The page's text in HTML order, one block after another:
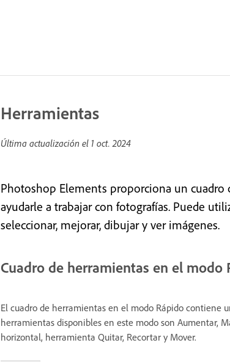
Herramientas
Última actualización el 1 oct. 2024
Photoshop Elements proporciona un cuadro
ayudarle a trabajar con fotografías. Puede
seleccionar, mejorar, dibujar y ver imágenes.
Cuadro de herramientas en el modo
El cuadro de herramientas en el modo Rápido contiene
herramientas disponibles en este modo son Aumentar,
horizontal, herramienta Quitar, Recortar y Mover.